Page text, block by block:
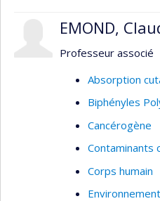
concentrations
de travail
Thèmes : Hygiène
EMOND,
Professeur associé
Absorption
Biphényles
Cancérogène
Contaminants
Corps humain
Environnement